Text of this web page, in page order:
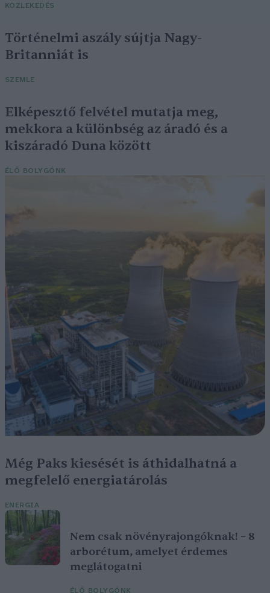
KÖZLEKEDÉS
Történelmi aszály sújtja Nagy-
Britanniát is
SZEMLE
Elképesztő felvétel mutatja meg,
mekkora a különbség az áradó és a
kiszáradó Duna között
ÉLŐ BOLYGÓNK
Még Paks kiesését is áthidalhatná a
megfelelő energiatárolás
ENERGIA
Nem csak növényrajongóknak! – 8
arborétum, amelyet érdemes
meglátogatni
ÉLŐ BOLYGÓNK